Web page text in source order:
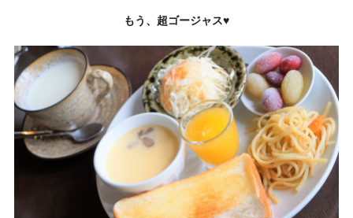
もう、超ゴージャス♥